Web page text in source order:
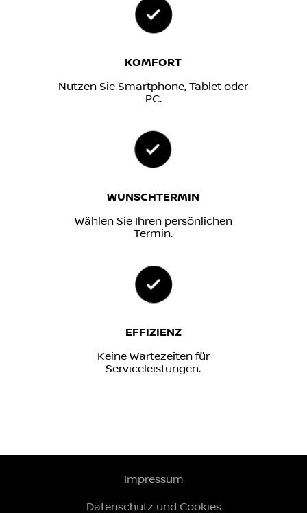
KOMFORT
Nutzen Sie Smartphone, Tablet oder
PC.
WUNSCHTERMIN
Wählen Sie Ihren persönlichen
Termin.
EFFIZIENZ
Keine Wartezeiten für
Serviceleistungen.
Impressum
Datenschutz und Cookies